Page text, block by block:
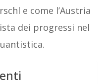
e come l’Austria
dei progressi nel